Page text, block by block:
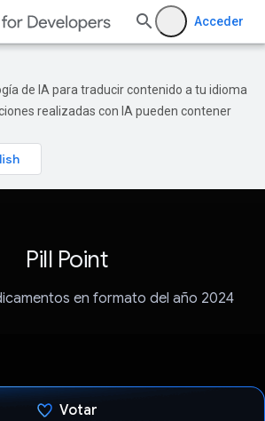
Acceder
de IA para traducir contenido a tu idioma
realizadas con IA pueden contener
Pill Point
en formato del año 2024
Votar